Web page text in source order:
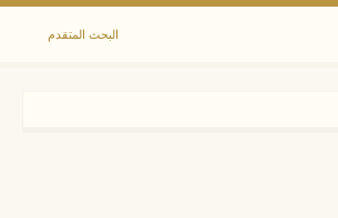
البحث المتقدم